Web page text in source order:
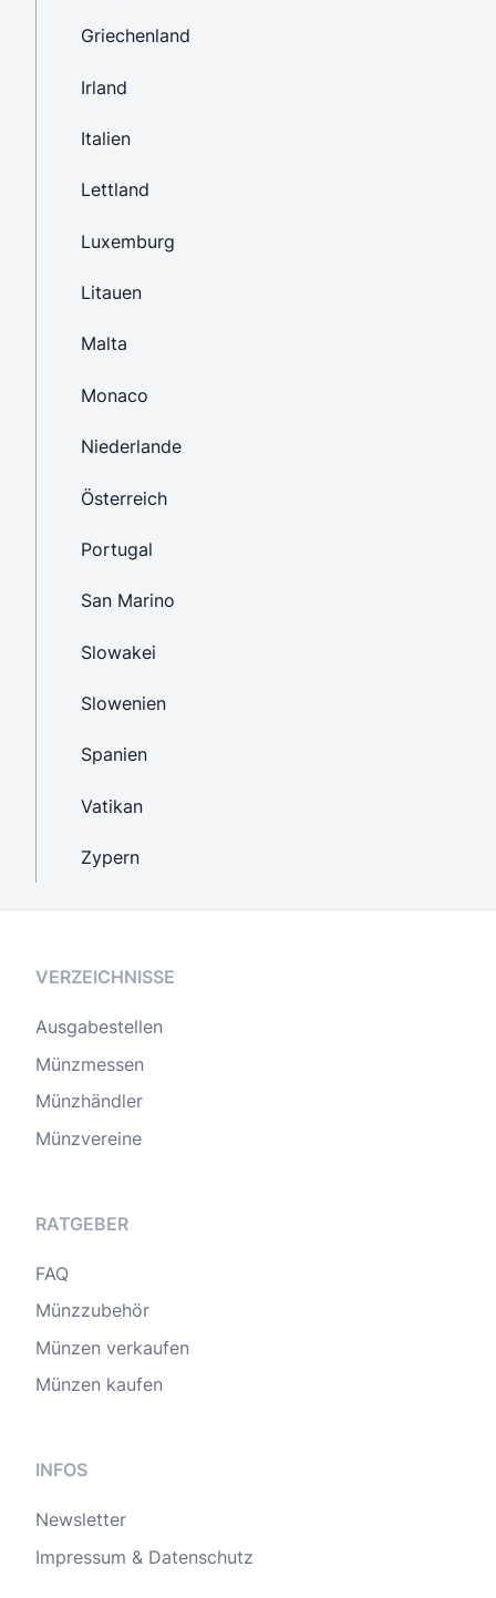
Griechenland
Irland
Italien
Lettland
Luxemburg
Litauen
Malta
Monaco
Niederlande
Österreich
Portugal
San Marino
Slowakei
Slowenien
Spanien
Vatikan
Zypern
VERZEICHNISSE
Ausgabestellen
Münzmessen
Münzhändler
Münzvereine
RATGEBER
FAQ
Münzzubehör
Münzen verkaufen
Münzen kaufen
INFOS
Newsletter
Impressum & Datenschutz